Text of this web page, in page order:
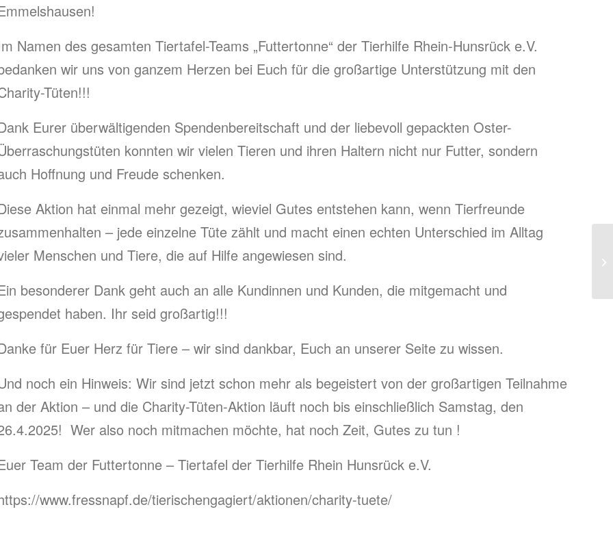
Namen des gesamten Tiertafel-Teams „Futtertonne“ der Tierhilfe Rhein-Hunsrück e.V.
wir uns von ganzem Herzen bei Euch für die großartige Unterstützung mit den
Tüten!!!
Eurer überwältigenden Spendenbereitschaft und der liebevoll gepackten Oster-
konnten wir vielen Tieren und ihren Haltern nicht nur Futter, sondern
Hoffnung und Freude schenken.
Aktion hat einmal mehr gezeigt, wieviel Gutes entstehen kann, wenn Tierfreunde
– jede einzelne Tüte zählt und macht einen echten Unterschied im Alltag
Menschen und Tiere, die auf Hilfe angewiesen sind.
besonderer Dank geht auch an alle Kundinnen und Kunden, die mitgemacht und
haben. Ihr seid großartig!!!
für Euer Herz für Tiere – wir sind dankbar, Euch an unserer Seite zu wissen.
noch ein Hinweis: Wir sind jetzt schon mehr als begeistert von der großartigen Teilnahme
der Aktion – und die Charity-Tüten-Aktion läuft noch bis einschließlich Samstag, den
Wer also noch mitmachen möchte, hat noch Zeit, Gutes zu tun !
Team der Futtertonne – Tiertafel der Tierhilfe Rhein Hunsrück e.V.
www.fressnapf.de/tierischengagiert/aktionen/charity-tuete/